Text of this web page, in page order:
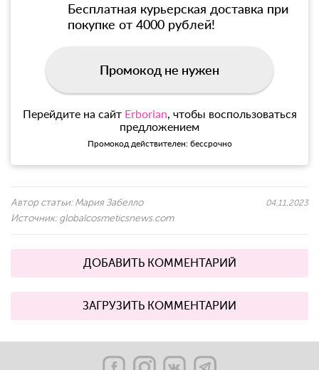
Бесплатная курьерская доставка при
покупке от 4000 рублей!
Промокод не нужен
Перейдите на сайт Erborian, чтобы воспользоваться
предложением
Промокод действителен: бессрочно
Автор статьи: Мария Забелло
Источник: globalcosmeticsnews.com
04.11.2023
ДОБАВИТЬ КОММЕНТАРИЙ
ЗАГРУЗИТЬ КОММЕНТАРИИ